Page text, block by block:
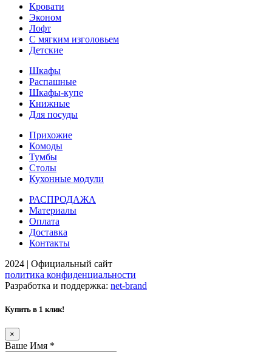
Кровати
Эконом
Лофт
С мягким изголовьем
Детские
Шкафы
Распашные
Шкафы-купе
Книжные
Для посуды
Прихожие
Комоды
Тумбы
Столы
Кухонные модули
РАСПРОДАЖА
Материалы
Оплата
Доставка
Контакты
2024 | Официальный сайт
политика конфиденциальности
Разработка и поддержка: net-brand
Купить в 1 клик!
×
Ваше Имя *